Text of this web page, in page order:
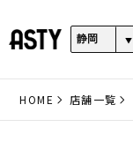
HOME 店舗一覧